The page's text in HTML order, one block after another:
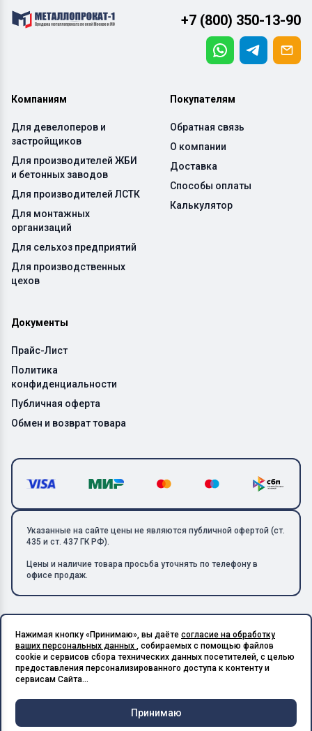
+7 (800) 350-13-90
Компаниям
Для девелоперов и
застройщиков
Для производителей ЖБИ
и бетонных заводов
Для производителей ЛСТК
Для монтажных
организаций
Для сельхоз предприятий
Для производственных
цехов
Покупателям
Обратная связь
О компании
Доставка
Способы оплаты
Калькулятор
Документы
Прайс-Лист
Политика
конфиденциальности
Публичная оферта
Обмен и возврат товара
Указанные на сайте цены не являются публичной офертой (ст.
435 и ст. 437 ГК РФ).
Цены и наличие товара просьба уточнять по телефону в
офисе продаж.
Copyright © 2026 ООО «Металлолом-1». Все права защищены.
Разработано в X-Point.Studio
ИНН: 5003129594 | КПП: 500301001 | ОГРН: 1185027017240
Подпишитесь на Telegram,
получите скидку 20%
Главная Каталог Корзина Меню
Нажимая кнопку «Принимаю», вы даёте согласие на обработку
ваших персональных данных , собираемых с помощью файлов
cookie и сервисов сбора технических данных посетителей, с целью
предоставления персонализированного доступа к контенту и
сервисам Сайта...
Принимаю